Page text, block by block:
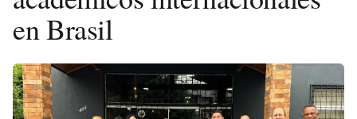
en Brasil